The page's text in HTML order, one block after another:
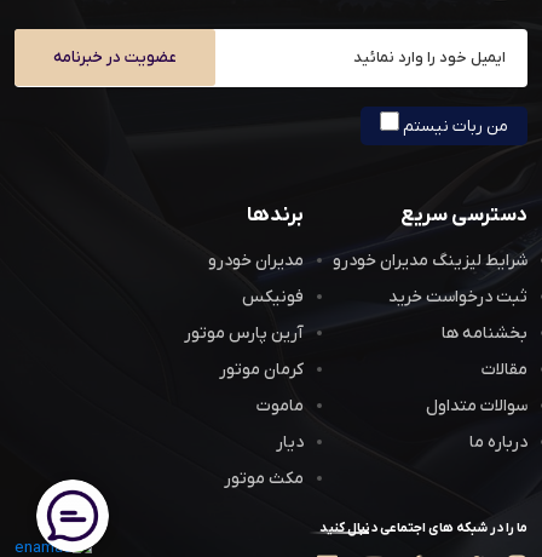
عضویت در خبرنامه
من ربات نیستم
دسترسی سریع
شرایط لیزینگ مدیران خودرو
ثبت درخواست خرید
بخشنامه ها
مقالات
سوالات متداول
درباره ما
برندها
مدیران خودرو
فونیکس
آرین پارس موتور
کرمان موتور
ماموت
دیار
مکث موتور
ما را در شبکه های اجتماعی دنبال کنید